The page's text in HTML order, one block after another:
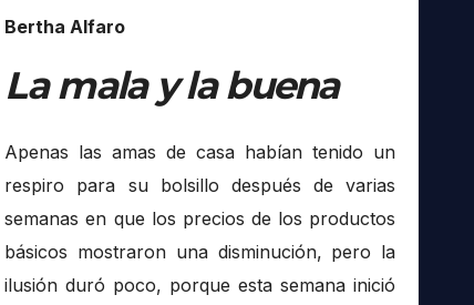
Bertha Alfaro
La mala y la buena
Apenas las amas de casa habían tenido un
respiro para su bolsillo después de varias
semanas en que los precios de los productos
básicos mostraron una disminución, pero la
ilusión duró poco, porque esta semana inició